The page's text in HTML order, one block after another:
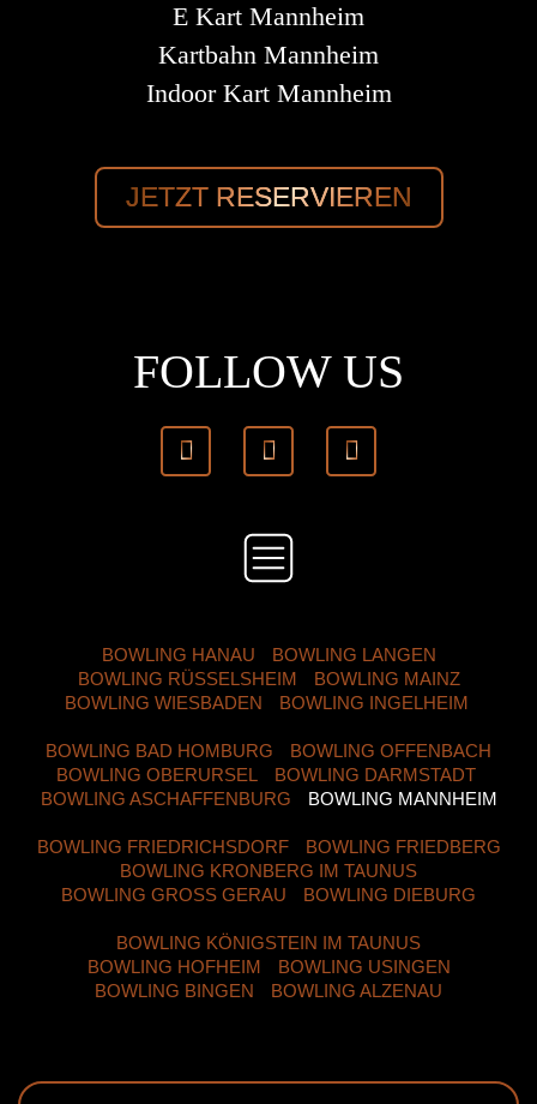
E Kart Mannheim
Kartbahn Mannheim
Indoor Kart Mannheim
JETZT RESERVIEREN
FOLLOW US
BOWLING HANAU
BOWLING LANGEN
BOWLING RÜSSELSHEIM
BOWLING MAINZ
BOWLING WIESBADEN
BOWLING INGELHEIM
BOWLING BAD HOMBURG
BOWLING OFFENBACH
BOWLING OBERURSEL
BOWLING DARMSTADT
BOWLING ASCHAFFENBURG
BOWLING MANNHEIM
BOWLING FRIEDRICHSDORF
BOWLING FRIEDBERG
BOWLING KRONBERG IM TAUNUS
BOWLING GROSS GERAU
BOWLING DIEBURG
BOWLING KÖNIGSTEIN IM TAUNUS
BOWLING HOFHEIM
BOWLING USINGEN
BOWLING BINGEN
BOWLING ALZENAU